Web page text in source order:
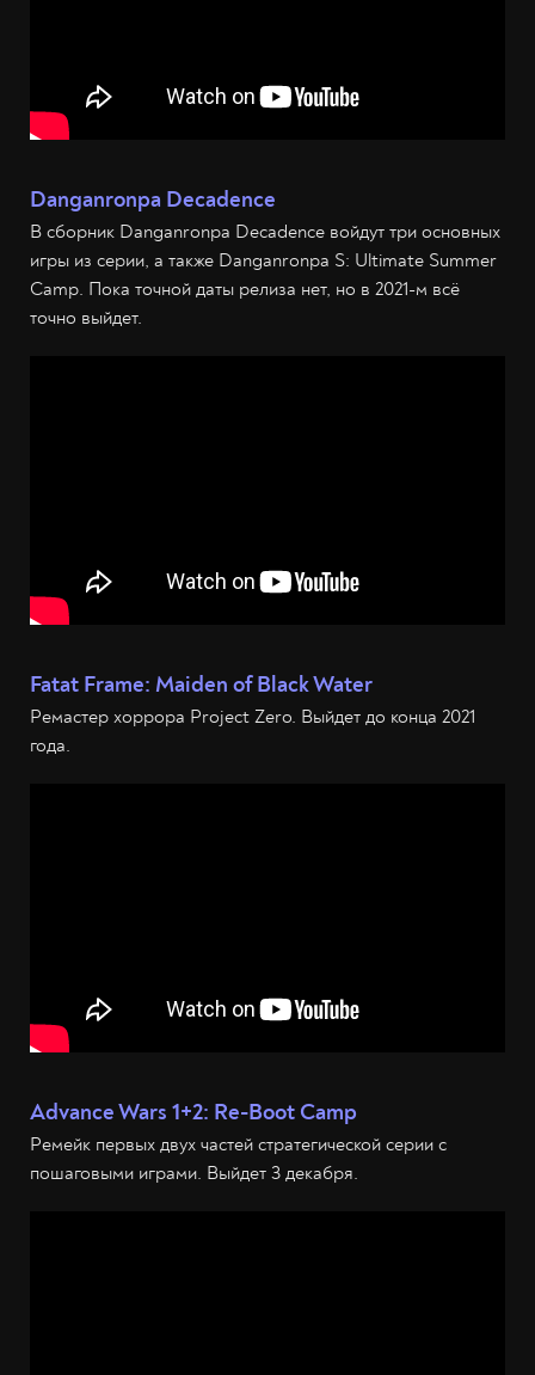
Danganronpa Decadence
В сборник Danganronpa Decadence войдут три основных
игры из серии, а также Danganronpa S: Ultimate Summer
Camp. Пока точной даты релиза нет, но в 2021-м всё
точно выйдет.
Fatat Frame: Maiden of Black Water
Ремастер хоррора Project Zero. Выйдет до конца 2021
года.
Advance Wars 1+2: Re-Boot Camp
Ремейк первых двух частей стратегической серии с
пошаговыми играми. Выйдет 3 декабря.